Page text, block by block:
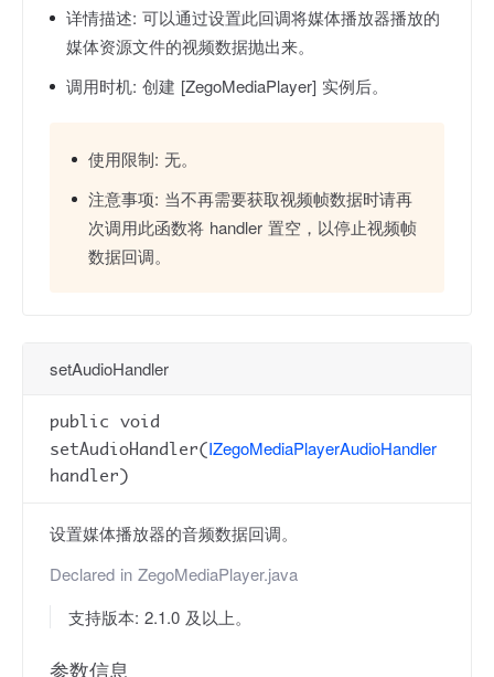
详情描述: 可以通过设置此回调将媒体播放器播放的
媒体资源文件的视频数据抛出来。
调用时机: 创建 [ZegoMediaPlayer] 实例后。
使用限制: 无。
注意事项: 当不再需要获取视频帧数据时请再
次调用此函数将 handler 置空，以停止视频帧
数据回调。
setAudioHandler
public void
setAudioHandler(IZegoMediaPlayerAudioHandler
handler)
设置媒体播放器的音频数据回调。
Declared in ZegoMediaPlayer.java
支持版本: 2.1.0 及以上。
参数信息